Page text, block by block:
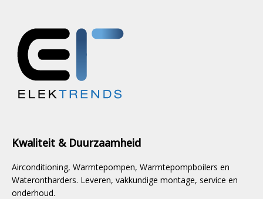
Kwaliteit & Duurzaamheid
Airconditioning, Warmtepompen, Warmtepompboilers en
Waterontharders. Leveren, vakkundige montage, service en
onderhoud.